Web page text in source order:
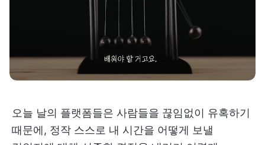
오늘 날의 플랫폼들은 사람들을 끊임없이 유혹하기
때문에, 정작 스스로 내 시간을 어떻게 보낼